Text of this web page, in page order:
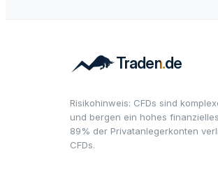
Risikohinweis: CFDs sind
und bergen ein hohes
89% der Privatanlegerkonten
CFDs.